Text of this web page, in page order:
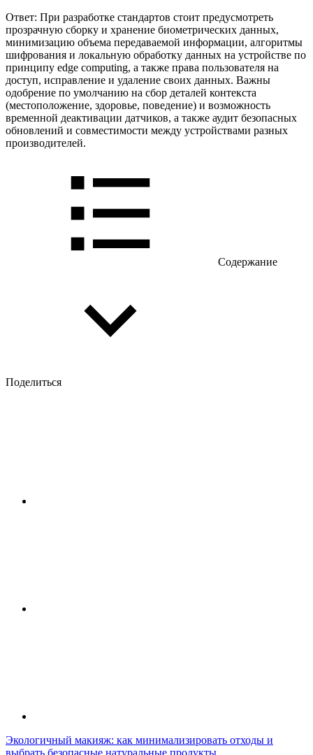
Ответ: При разработке стандартов стоит предусмотреть
прозрачную сборку и хранение биометрических данных,
минимизацию объема передаваемой информации, алгоритмы
шифрования и локальную обработку данных на устройстве по
принципу edge computing, а также права пользователя на
доступ, исправление и удаление своих данных. Важны
одобрение по умолчанию на сбор деталей контекста
(местоположение, здоровье, поведение) и возможность
временной деактивации датчиков, а также аудит безопасных
обновлений и совместимости между устройствами разных
производителей.
Содержание
Поделиться
Экологичный макияж: как минимализировать отходы и
выбрать безопасные натуральные продукты